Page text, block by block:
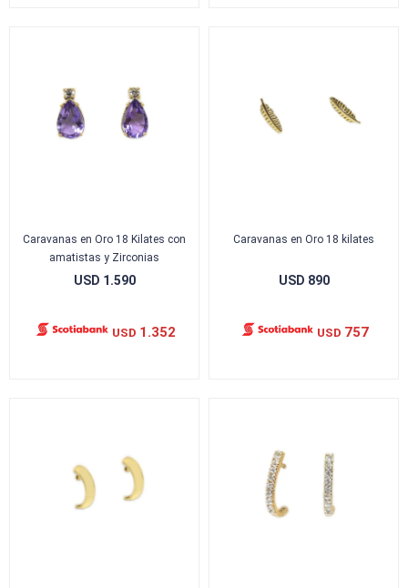
Caravanas en Oro 18 Kilates con
amatistas y Zirconias
USD 1.590
USD 1.352
Caravanas en Oro 18 kilates
USD 890
USD 757